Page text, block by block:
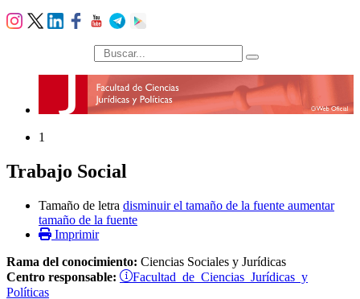
búsqueda
1
Trabajo Social
Tamaño de letra disminuir el tamaño de la fuente aumentar
tamaño de la fuente
Imprimir
Rama del conocimiento: Ciencias Sociales y Jurídicas
Centro responsable:
Facultad de Ciencias Jurídicas y
Políticas